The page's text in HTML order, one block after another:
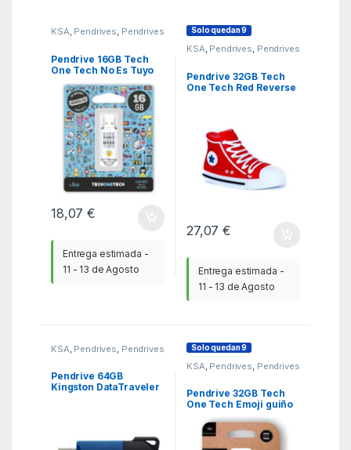
KSA, Pendrives, Pendrives
Pendrive 16GB Tech
One Tech No Es Tuyo
USB 2.0
18,07€
Entrega estimada -
11 - 13 de Agosto
Solo quedan 9
KSA, Pendrives, Pendrives
Pendrive 32GB Tech
One Tech Red Reverse
27,07€
Entrega estimada -
11 - 13 de Agosto
KSA Pendrives Pendrives
Pendrive 64GB
Kingston DataTraveler
Solo quedan 9
KSA Pendrives Pendrives
Pendrive 32GB Tech
One Tech Emoji guiño